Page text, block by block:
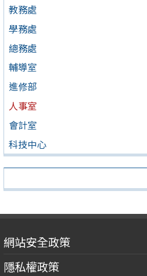
教務處
學務處
總務處
輔導室
進修部
人事室
會計室
科技中心
網站安全政策
隱私權政策